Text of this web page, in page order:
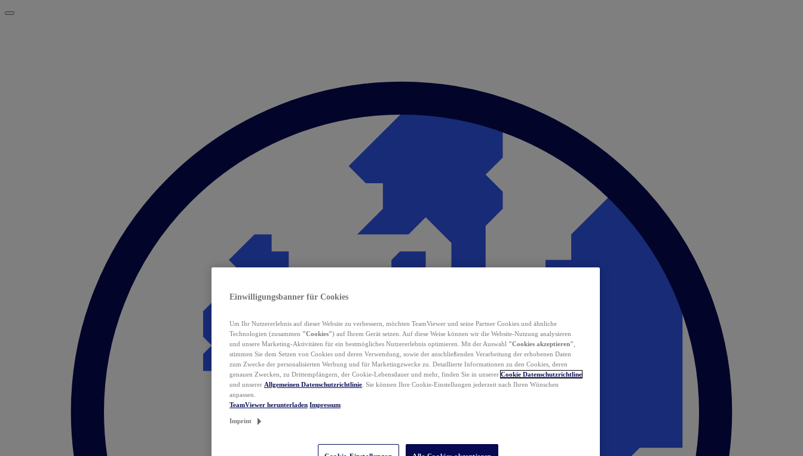
Einwilligungsbanner für Cookies
Um Ihr Nutzererlebnis auf dieser Website zu verbessern, möchten TeamViewer und seine Partner Cookies und ähnliche
Technologien (zusammen "Cookies") auf Ihrem Gerät setzen. Auf diese Weise können wir die Website-Nutzung analysieren
und unsere Marketing-Aktivitäten für ein bestmögliches Nutzererlebnis optimieren. Mit der Auswahl "Cookies akzeptieren"
stimmen Sie dem Setzen von Cookies und deren Verwendung, sowie der anschließenden Verarbeitung der erhobenen Daten
zum Zwecke der personalisierten Werbung und für Marketingzwecke zu. Detaillierte Informationen zu den Cookies, deren
genauen Zwecken, zu Drittempfängern, der Cookie-Lebensdauer und mehr, finden Sie in unserer Cookie Datenschutzrichtline
und unserer Allgemeinen Datenschutzrichtlinie . Sie können Ihre Cookie-Einstellungen jederzeit nach Ihren Wünschen
anpassen.
TeamViewer herunterladen Impressum
Imprint